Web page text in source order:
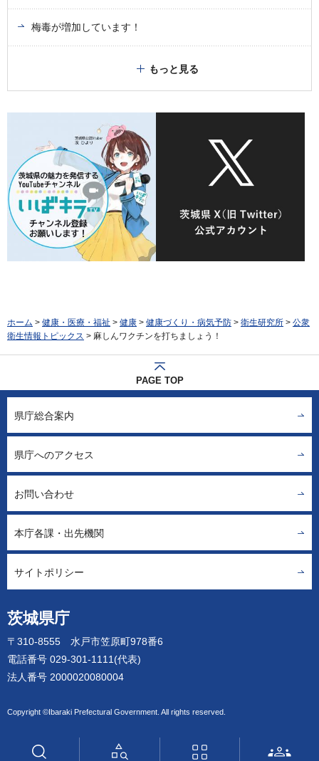
梅毒が増加しています！
もっと見る
ホーム > 健康・医療・福祉 > 健康 > 健康づくり・病気予防 > 衛生研究所 > 公衆
衛生情報トピックス > 麻しんワクチンを打ちましょう！
PAGE TOP
茨城県庁
〒310-8555 水戸市笠原町978番6
電話番号 029-301-1111(代表)
法人番号 2000020080004
Copyright ©Ibaraki Prefectural Government. All rights reserved.
県庁総合案内
県庁へのアクセス
お問い合わせ
本庁各課・出先機関
サイトポリシー